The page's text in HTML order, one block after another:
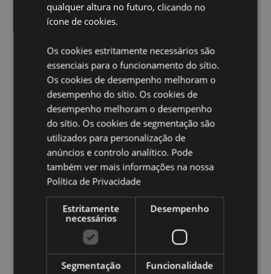
Material:Poliéster, Poliacrilato Contas
Adequado para crianças:0+
EN71:Sim
Ampliar informação:
Quer saber mais acerca de comprar na Puckator?
a nossaGuia de informação para o cliente.
Caracteristicas do Produto
Altura 7cm Largura 8cm Profundidade 7cm
5055071796005
48
0.163000
Não
qualquer altura no futuro, clicando no
ícone de cookies.
Os cookies estritamente necessários são
essenciais para o funcionamento do sítio.
Os cookies de desempenho melhoram o
desempenho do sítio. Os cookies de
desempenho melhoram o desempenho
do sítio. Os cookies de segmentação são
utilizados para personalização de
anúncios e controlo analítico. Pode
também ver mais informações na nossa
Política de Privacidade
Estritamente
necessários
Desempenho
Segmentação Funcionalidade